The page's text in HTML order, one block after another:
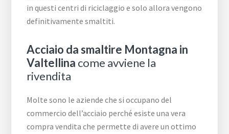
in questi centri di riciclaggio e solo allora vengono
definitivamente smaltiti.
Acciaio da smaltire Montagna in
Valtellina come avviene la
rivendita
Molte sono le aziende che si occupano del
commercio dell’acciaio perché esiste una vera
compra vendita che permette di avere un ottimo